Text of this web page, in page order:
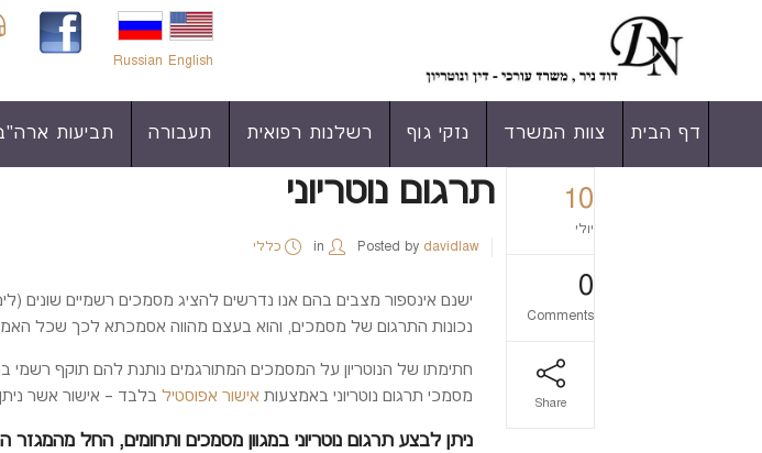
Russian English
דף הבית צוות המשרד נזקי גוף רשלנות רפואית תעבורה תביעות
10
יולי
0
Comments
Share
תרגום נוטריוני
Posted by davidlaw
in כללי
ישנם אינספור מצבים בהם אנו נדרשים להציג מסמכים רשמיים שונים
נכונות התרגום של מסמכים, והוא בעצם מהווה אסמכתא לכך שכל
חתימתו של הנוטריון על המסמכים המתורגמים נותנת להם תוקף רשמי
מסמכי תרגום נוטריוני באמצעות אישור אפוסטיל בלבד – אישור אשר
ניתן לבצע תרגום נוטריוני במגוון מסמכים ותחומים, החל